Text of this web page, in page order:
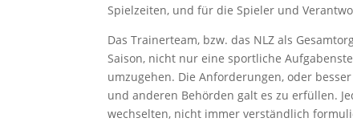
Spielzeiten, und für die Spieler und
Das Trainerteam, bzw. das NLZ als
Saison, nicht nur eine sportliche
umzugehen. Die Anforderungen, oder
und anderen Behörden galt es zu erfüllen.
wechselten, nicht immer verständlich